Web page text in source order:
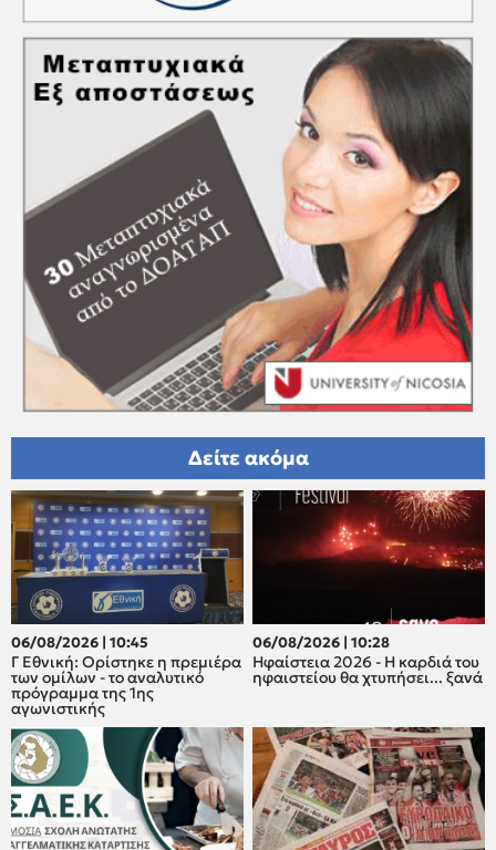
Δείτε ακόμα
06/08/2026 | 10:45
Γ Εθνική: Ορίστηκε η πρεμιέρα
των ομίλων - το αναλυτικό
πρόγραμμα της 1ης
αγωνιστικής
06/08/2026 | 10:28
Ηφαίστεια 2026 - Η καρδιά του
ηφαιστείου θα χτυπήσει... ξανά